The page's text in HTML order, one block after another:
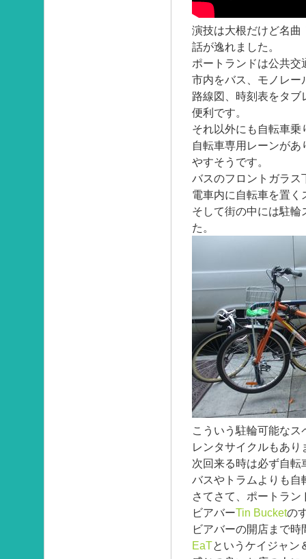
演技は大根だけど名曲
話が逸れました。
ポートランドは公共
市内をバス、モノレー
路線図、時刻表をタ
便利です。
それ以外にも自転車
自転車専用レーンが
やすそうです。
バスのフロントガラス
電車内に自転車を置
そして街の中には駐
た。
こういう駐輪可能な
レンタサイクルもあり
次回来る時は必ず自
バスやトラムよりも自
さてさて、ポートラ
ビアバーTin Bucketの
ビアバーの開店まで
EaTというケイジャン